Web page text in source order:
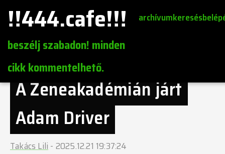
!!444.cafe!!!
beszélj szabadon! minden
cikk kommentelhető.
archívumkeresés
A Zeneakadémián járt
Adam Driver
Takács Lili- 2025.12.21 19:37:24